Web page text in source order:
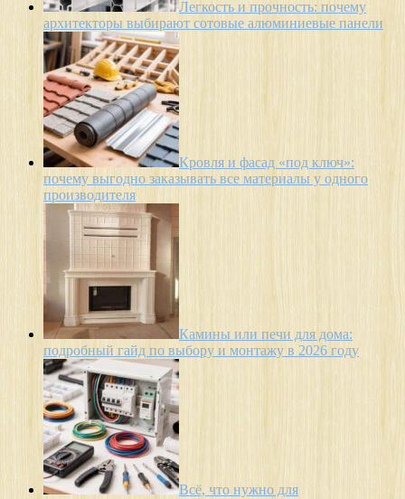
Легкость и прочность: почему
архитекторы выбирают сотовые алюминиевые панели
Кровля и фасад «под ключ»:
почему выгодно заказывать все материалы у одного
производителя
Камины или печи для дома:
подробный гайд по выбору и монтажу в 2026 году
Всё, что нужно для